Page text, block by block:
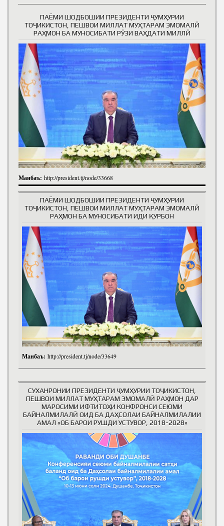
ПАЁМИ ШОДБОШИИ ПРЕЗИДЕНТИ ҶУМҲУРИИ
ТОҶИКИСТОН, ПЕШВОИ МИЛЛАТ МУҲТАРАМ ЭМОМАЛӢ
РАҲМОН БА МУНОСИБАТИ РӮЗИ ВАҲДАТИ МИЛЛӢ
Манбаъ: http://president.tj/node/33668
ПАЁМИ ШОДБОШИИ ПРЕЗИДЕНТИ ҶУМҲУРИИ
ТОҶИКИСТОН, ПЕШВОИ МИЛЛАТ МУҲТАРАМ ЭМОМАЛӢ
РАҲМОН БА МУНОСИБАТИ ИДИ ҚУРБОН
Манбаъ: http://president.tj/node/33649
СУХАНРОНИИ ПРЕЗИДЕНТИ ҶУМҲУРИИ ТОҶИКИСТОН,
ПЕШВОИ МИЛЛАТ МУҲТАРАМ ЭМОМАЛӢ РАҲМОН ДАР
МАРОСИМИ ИФТИТОҲИ КОНФРОНСИ СЕЮМИ
БАЙНАЛМИЛАЛӢ ОИД БА ДАҲСОЛАИ БАЙНАЛМИЛАЛИИ
АМАЛ «ОБ БАРОИ РУШДИ УСТУВОР, 2018-2028»